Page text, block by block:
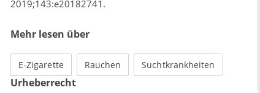
2019;143:e20182741.
Mehr lesen über
E-Zigarette Rauchen Suchtkrankheiten
Urheberrecht